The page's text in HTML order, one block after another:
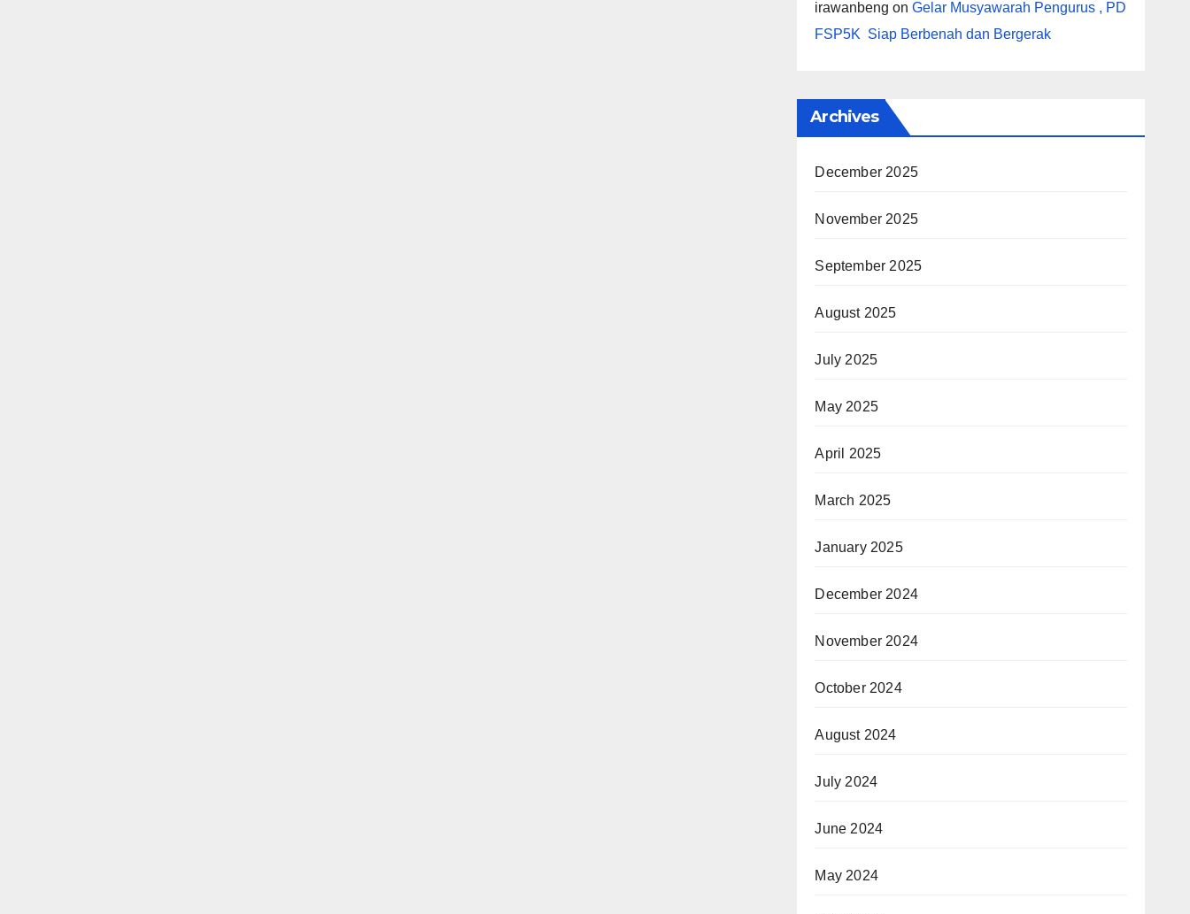
irawanbeng onGelar Musyawarah Pengurus , PD
FSP5K Siap Berbenah dan Bergerak
Archives
December 2025
November 2025
September 2025
August 2025
July 2025
May 2025
April 2025
March 2025
January 2025
December 2024
November 2024
October 2024
August 2024
July 2024
June 2024
May 2024